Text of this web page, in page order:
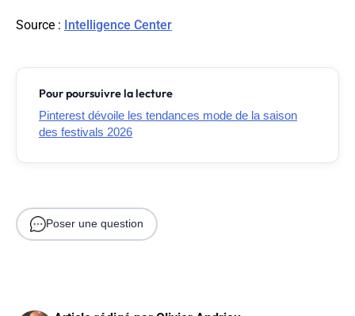
Source : Intelligence Center
Pour poursuivre la lecture
Pinterest dévoile les tendances mode de la saison
des festivals 2026
Poser une question